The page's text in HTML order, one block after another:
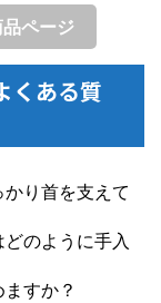
ページ
くある質
り首を支えて
のように手入
すか？